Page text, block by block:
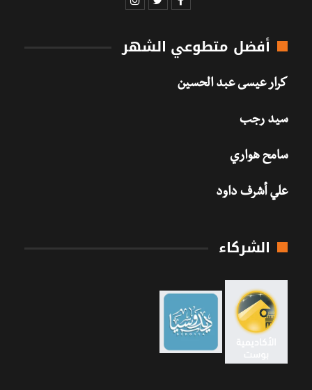
أفضل متطوعي الشهر
كرار عيسى عبد الحسين
سيد رجب
سامح هواري
علي أشرف داود
الشركاء